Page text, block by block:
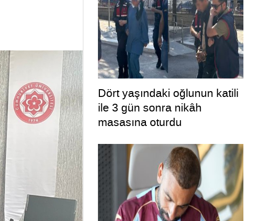
Dört yaşındaki oğlunun katili
ile 3 gün sonra nikâh
masasına oturdu